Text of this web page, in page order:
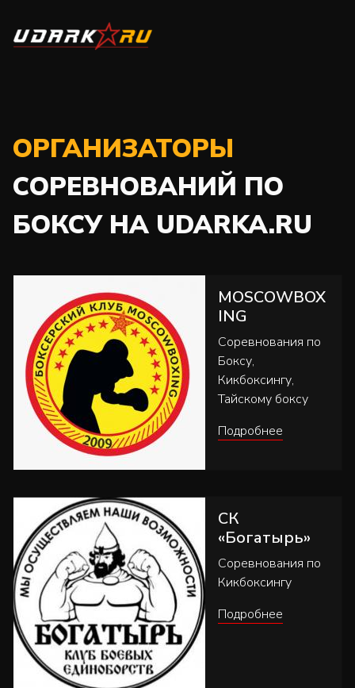
ОРГАНИЗАТОРЫ
СОРЕВНОВАНИЙ ПО
БОКСУ НА UDARKA.RU
MOSCOWBOX
ING
Соревнования по
Боксу,
Кикбоксингу,
Тайскому боксу
Подробнее
СК
«Богатырь»
Соревнования по
Кикбоксингу
Подробнее